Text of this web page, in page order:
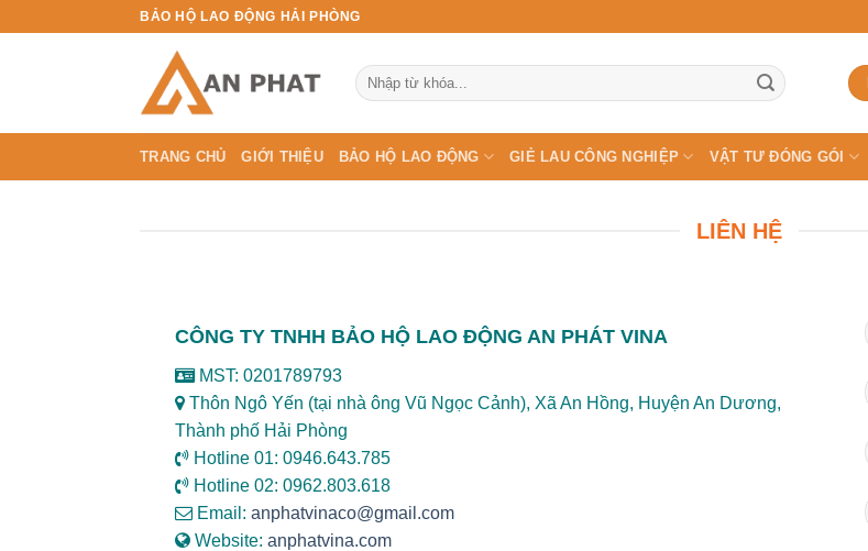
BẢO HỘ LAO ĐỘNG HẢI PHÒNG
Tìm
kiếm:
TRANG CHỦ GIỚI THIỆU BẢO HỘ LAO ĐỘNG GIẺ LAU CÔNG NGHIỆP VẬT TƯ ĐÓNG GÓI
LIÊN HỆ
CÔNG TY TNHH BẢO HỘ LAO ĐỘNG AN PHÁT VINA
MST: 0201789793
Thôn Ngô Yến (tại nhà ông Vũ Ngọc Cảnh), Xã An Hồng, Huyện An Dương,
Thành phố Hải Phòng
Hotline 01: 0946.643.785
Hotline 02: 0962.803.618
Email: anphatvinaco@gmail.com
Website: anphatvina.com